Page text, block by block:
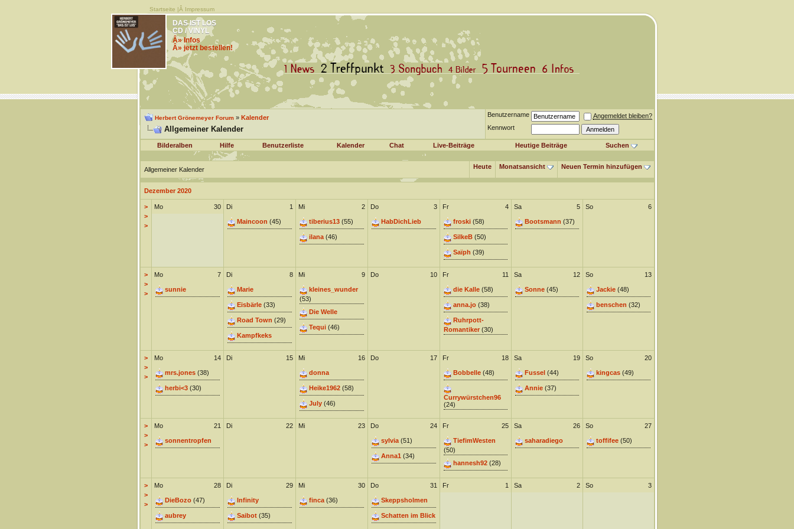
Startseite |Â Impressum
DAS IST LOS
CD / VINYL
Â» Infos
Â» jetzt bestellen!
Herbert Grönemeyer Forum» Kalender
Allgemeiner Kalender
Benutzername
Angemeldet bleiben?
Kennwort
Bilderalben Hilfe Benutzerliste Kalender Chat Live-Beiträge Heutige Beiträge Suchen
Allgemeiner Kalender Heute Monatsansicht Neuen Termin hinzufügen
Dezember 2020
>
>
>
30
Mo 1
Di
Maincoon (45)
2
Mi
tiberius13(55)
ilana(46)
3
Do
HabDichLieb
4
Fr
froski(58)
SilkeB(50)
Saïph (39)
5
Sa
Bootsmann (37)
6
So
>
>
>
7
Mo
sunnie
8
Di
Marie
Eisbärle(33)
Road Town (29)
Kampfkeks
9
Mi
kleines_wunder
(53)
Die Welle
Tequi(46)
10
Do 11
Fr
die Kalle(58)
anna.jo(38)
Ruhrpott-
Romantiker(30)
12
Sa
Sonne(45)
13
So
Jackie(48)
benschen (32)
>
>
>
14
Mo
mrs.jones(38)
herbi<3(30)
15
Di 16
Mi
donna
Heike1962(58)
July(46)
17
Do 18
Fr
Bobbelle(48)
Currywürstchen96
(24)
19
Sa
Fussel (44)
Annie(37)
20
So
kingcas(49)
>
>
>
21
Mo
sonnentropfen
22
Di 23
Mi 24
Do
sylvia(51)
Anna1(34)
25
Fr
TiefimWesten
(50)
hannesh92(28)
26
Sa
saharadiego
27
So
toffifee(50)
>
>
>
28
Mo
DieBozo(47)
aubrey
29
Di
Infinity
Saibot(35)
30
Mi
finca(36)
31
Do
Skeppsholmen
Schatten im Blick
1
Fr 2
Sa 3
So